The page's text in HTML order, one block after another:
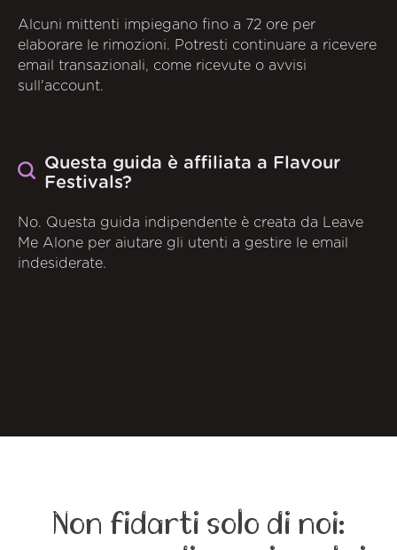
Alcuni mittenti impiegano fino a 72 ore per
elaborare le rimozioni. Potresti continuare a ricevere
email transazionali, come ricevute o avvisi
sull'account.
Questa guida è affiliata a Flavour
Festivals?
No. Questa guida indipendente è creata da Leave
Me Alone per aiutare gli utenti a gestire le email
indesiderate.
Non fidarti solo di noi: